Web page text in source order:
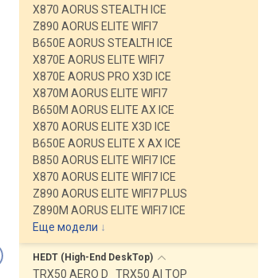
Gigabyte AORUS ELITE 16
BWH[BWH-C3USC65SH]
96 699 грн.
игровой, 16 ", матовый,
2560x1600 (16:10), IPS, 165 Гц,
Core Ultra 9, 275HX, 2.1 ГГц,
ОЗУ 32 ГБ, DDR5, RTX 5070,
SSD M.2 NVMe, 2 ТБ, Win 11
Home, USB-A 10Gbps, USB-C
40G (USB4), Thunderbolt, Wi-Fi
7, поддержка VR, 3D сканер
лица, 2.3 кг
Gigabyte B850
от 9 759 грн.
B850, 4 x DDR5, DIMM,
8200 МГц, USB-C,
DisplayPort, M.2, LAN
Гбит/с, Wi-Fi,
M.2, White Edition
X870 AORUS STEALTH ICE
Z890 AORUS ELITE WIFI7
B650E AORUS STEALTH ICE
X870E AORUS ELITE WIFI7
X870E AORUS PRO X3D ICE
X870M AORUS ELITE WIFI7
B650M AORUS ELITE AX ICE
X870 AORUS ELITE X3D ICE
B650E AORUS ELITE X AX ICE
B850 AORUS ELITE WIFI7 ICE
X870 AORUS ELITE WIFI7 ICE
Z890 AORUS ELITE WIFI7 PLUS
Z890M AORUS ELITE WIFI7 ICE
Еще модели ↓
HEDT (High-End DeskTop)
TRX50 AERO D TRX50 AI TOP